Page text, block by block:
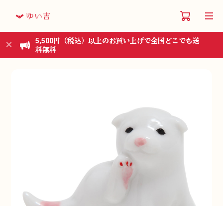
5,500円（税込）以上のお買い上げで全国どこでも送
料無料